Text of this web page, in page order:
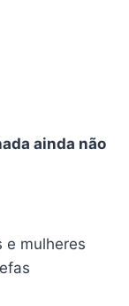
ainda não
e mulheres